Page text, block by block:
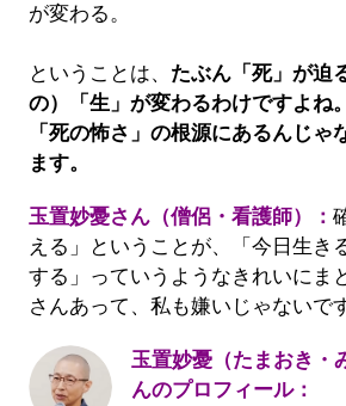
が変わる。
ということは、 たぶん「死」が迫
の）「生」が変わるわけですよね
「死の怖さ」の根源にあるんじゃ
ます。
玉置妙憂さん（僧侶・看護師）：
える」ということが、「今日生き
する」っていうようなきれいにま
さんあって、私も嫌いじゃないで
玉置妙憂（たまおき・
んのプロフィール：